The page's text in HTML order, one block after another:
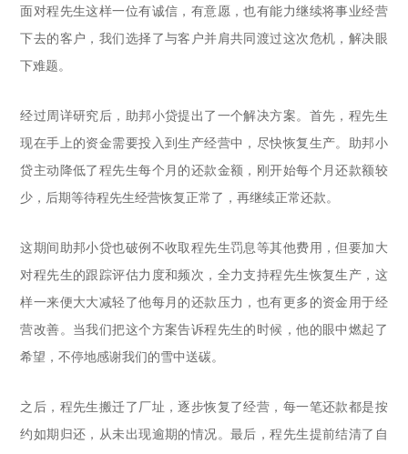
面对程先生这样一位有诚信，有意愿，也有能力继续将事业经营
下去的客户，我们选择了与客户并肩共同渡过这次危机，解决眼
下难题。
经过周详研究后，助邦小贷提出了一个解决方案。首先，程先生
现在手上的资金需要投入到生产经营中，尽快恢复生产。助邦小
贷主动降低了程先生每个月的还款金额，刚开始每个月还款额较
少，后期等待程先生经营恢复正常了，再继续正常还款。
这期间助邦小贷也破例不收取程先生罚息等其他费用，但要加大
对程先生的跟踪评估力度和频次，全力支持程先生恢复生产，这
样一来便大大减轻了他每月的还款压力，也有更多的资金用于经
营改善。当我们把这个方案告诉程先生的时候，他的眼中燃起了
希望，不停地感谢我们的雪中送碳。
之后，程先生搬迁了厂址，逐步恢复了经营，每一笔还款都是按
约如期归还，从未出现逾期的情况。最后，程先生提前结清了自